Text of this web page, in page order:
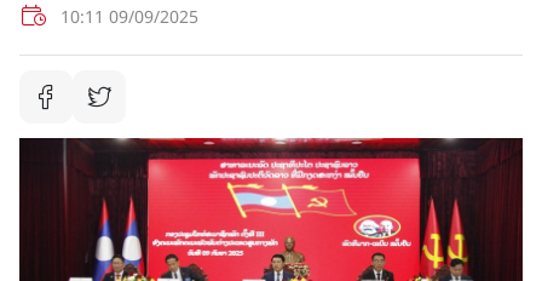
10:11 09/09/2025